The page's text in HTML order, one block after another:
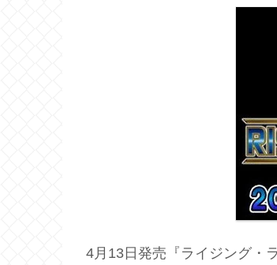
4月13日発売『ライジング・